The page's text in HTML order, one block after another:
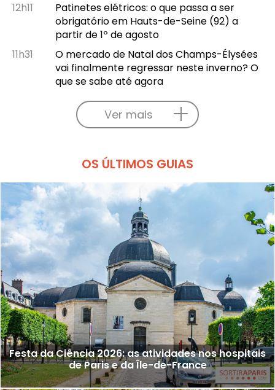
12h11
Patinetes elétricos: o que passa a ser
obrigatório em Hauts-de-Seine (92) a
partir de 1º de agosto
11h31
O mercado de Natal dos Champs-Élysées
vai finalmente regressar neste inverno? O
que se sabe até agora
Ver mais
OS ÚLTIMOS GUIAS
Festa da Ciência 2026: as atividades nos hospitais
de Paris e da Île-de-France